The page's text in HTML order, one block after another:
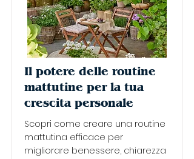
Il potere delle routine
mattutine per la tua
crescita personale
Scopri come creare una routine
mattutina efficace per
migliorare benessere, chiarezza